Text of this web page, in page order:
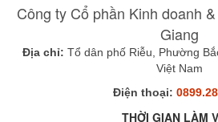
Công ty Cổ phần Kinh doanh
Giang
Địa chỉ: Tổ dân phố Riễu, Phường
Việt Nam
Điện thoại:
THỜI GIAN LÀM